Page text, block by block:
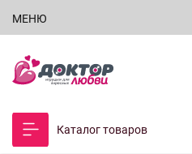
МЕНЮ
Каталог товаров